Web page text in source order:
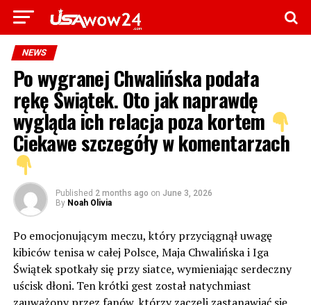
NEWS
Po wygranej Chwalińska podała
rękę Świątek. Oto jak naprawdę
wygląda ich relacja poza kortem
Ciekawe szczegóły w komentarzach
Published 2 months ago on June 3, 2026
By Noah Olivia
Po emocjonującym meczu, który przyciągnął uwagę
kibiców tenisa w całej Polsce, Maja Chwalińska i Iga
Świątek spotkały się przy siatce, wymieniając serdeczny
uścisk dłoni. Ten krótki gest został natychmiast